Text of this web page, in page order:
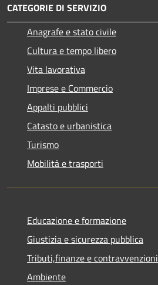
CATEGORIE DI SERVIZIO
Anagrafe e stato civile
Cultura e tempo libero
Vita lavorativa
Imprese e Commercio
Appalti pubblici
Catasto e urbanistica
Turismo
Mobilità e trasporti
Educazione e formazione
Giustizia e sicurezza pubblica
Tributi,finanze e contravvenzioni
Ambiente